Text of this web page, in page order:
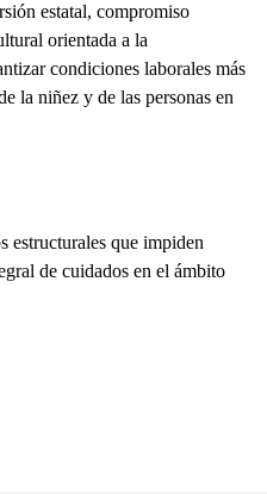
estatal, compromiso
orientada a la
condiciones laborales más
la niñez y de las personas en
estructurales que impiden
de cuidados en el ámbito